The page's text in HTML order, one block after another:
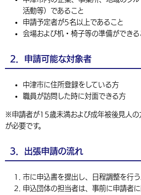
活動等）であること
申請予定者が5名以上であること
会場および机・椅子等の準備ができる
2．申請可能な対象者
中津市に住所登録をしている方
職員が訪問した時に対面できる方
※申請者が15歳未満および成年被後見人の
が必要です。
3．出張申請の流れ
市に申込書を提出し、日程調整を行う
申込団体の担当者は、事前に申請者に